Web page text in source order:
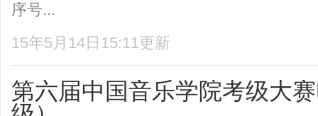
序号...
15年5月14日15:11更新
第六届中国音乐学院考级大